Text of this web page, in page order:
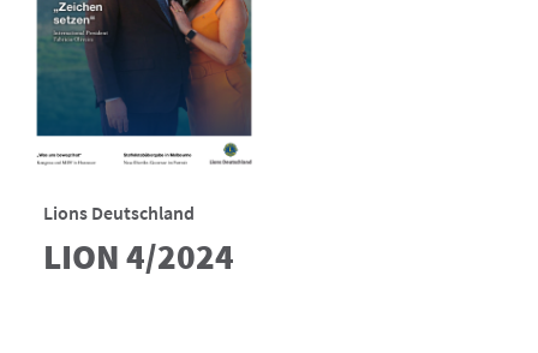
Lions Deutschland
LION 4/2024